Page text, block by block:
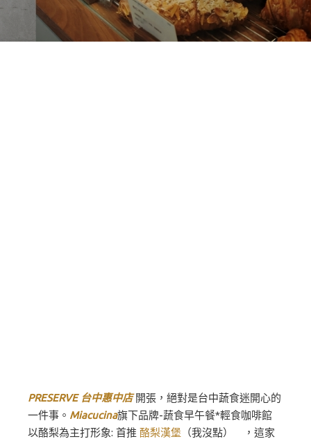
PRESERVE 台中惠中店開張，絕對是台中蔬食迷開心的
一件事。 Miacucina旗下品牌-蔬食早午餐*輕食咖啡館
以酪梨為主打形象: 首推 酪梨漢堡 （我沒點） ，這家